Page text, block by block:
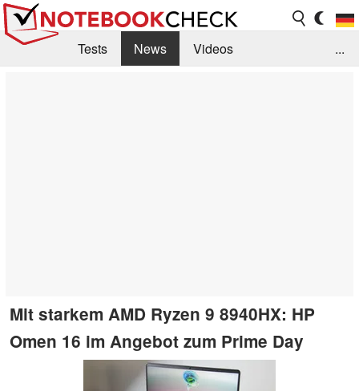
Tests News
Videos
...
Mit starkem AMD Ryzen 9 8940HX: HP
Omen 16 im Angebot zum Prime Day